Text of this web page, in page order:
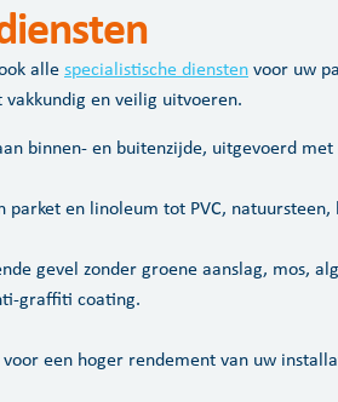
alle specialistische diensten voor uw
en veilig uitvoeren.
binnen- en buitenzijde, uitgevoerd
parket en linoleum tot PVC, natuursteen,
gevel zonder groene aanslag, mos,
graffiti coating.
een hoger rendement van uw